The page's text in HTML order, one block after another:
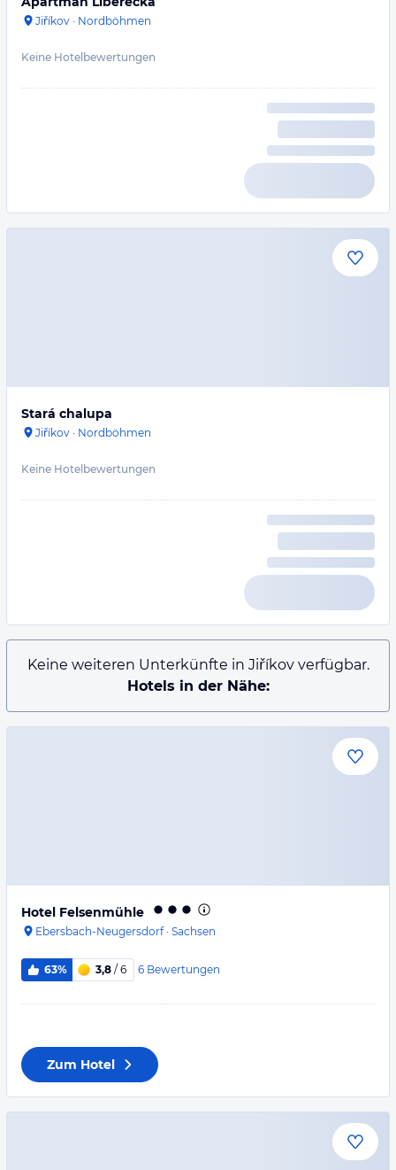
Jiříkov · Nordböhmen
Keine Hotelbewertungen
Stará chalupa
Jiříkov · Nordböhmen
Keine Hotelbewertungen
Keine weiteren Unterkünfte in Jiříkov verfügbar.
Hotels in der Nähe:
Hotel Felsenmühle
Ebersbach-Neugersdorf· Sachsen
63% 3,8 / 6 6 Bewertungen
Zum Hotel